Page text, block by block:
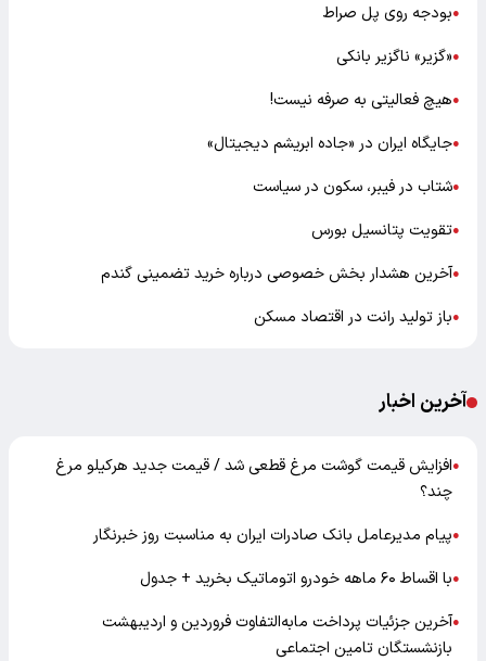
●بودجه روی پل صراط
●«گزیر» ناگزیر بانکی
●هیچ فعالیتی به صرفه نیست!
●جایگاه ایران در «جاده ابریشم دیجیتال»
●شتاب در فیبر، سکون در سیاست
●تقویت پتانسیل بورس
●آخرین هشدار بخش خصوصی درباره خرید تضمینی گندم
●باز تولید رانت در اقتصاد مسکن
آخرین اخبار
●افزایش قیمت گوشت مرغ قطعی شد / قیمت جدید هرکیلو مرغ
چند؟
●پیام مدیرعامل بانک صادرات ایران به مناسبت روز خبرنگار
●با اقساط ۶۰ ماهه خودرو اتوماتیک بخرید + جدول
●آخرین جزئیات پرداخت مابه‌التفاوت فروردین و اردیبهشت
بازنشستگان تامین اجتماعی